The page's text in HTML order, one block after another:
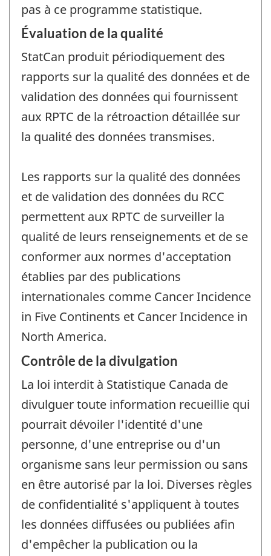
pas à ce programme statistique.
Évaluation de la qualité
StatCan produit périodiquement des
rapports sur la qualité des données et de
validation des données qui fournissent
aux RPTC de la rétroaction détaillée sur
la qualité des données transmises.
Les rapports sur la qualité des données
et de validation des données du RCC
permettent aux RPTC de surveiller la
qualité de leurs renseignements et de se
conformer aux normes d'acceptation
établies par des publications
internationales comme Cancer Incidence
in Five Continents et Cancer Incidence in
North America.
Contrôle de la divulgation
La loi interdit à Statistique Canada de
divulguer toute information recueillie qui
pourrait dévoiler l'identité d'une
personne, d'une entreprise ou d'un
organisme sans leur permission ou sans
en être autorisé par la loi. Diverses règles
de confidentialité s'appliquent à toutes
les données diffusées ou publiées afin
d'empêcher la publication ou la